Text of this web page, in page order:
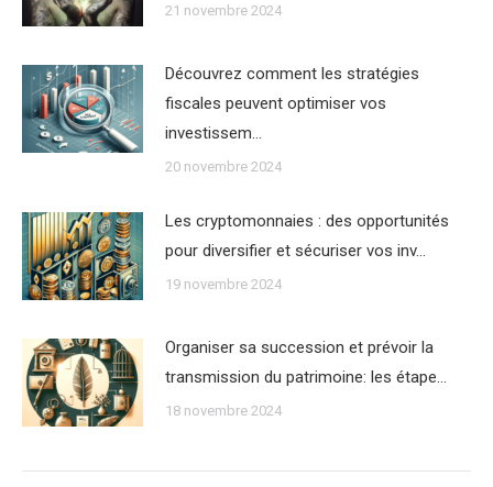
21 novembre 2024
Découvrez comment les stratégies
fiscales peuvent optimiser vos
investissem…
20 novembre 2024
Les cryptomonnaies : des opportunités
pour diversifier et sécuriser vos inv…
19 novembre 2024
Organiser sa succession et prévoir la
transmission du patrimoine: les étape…
18 novembre 2024